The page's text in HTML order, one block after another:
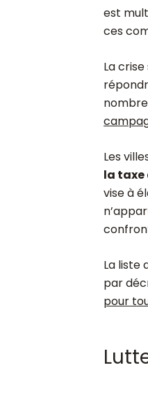
est
ces
La
Les
la taxe
vise à
La liste
par
pour